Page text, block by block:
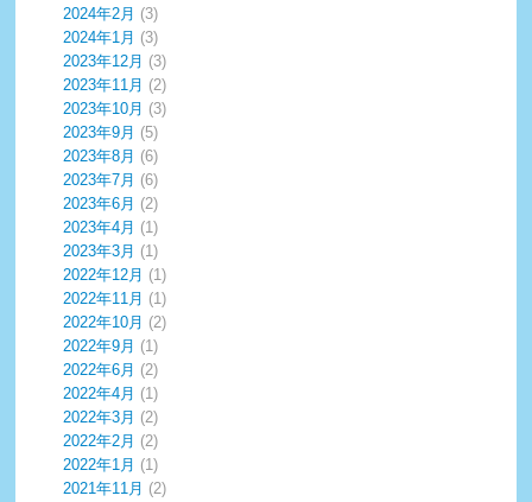
2024年2月 (3)
2024年1月 (3)
2023年12月 (3)
2023年11月 (2)
2023年10月 (3)
2023年9月 (5)
2023年8月 (6)
2023年7月 (6)
2023年6月 (2)
2023年4月 (1)
2023年3月 (1)
2022年12月 (1)
2022年11月 (1)
2022年10月 (2)
2022年9月 (1)
2022年6月 (2)
2022年4月 (1)
2022年3月 (2)
2022年2月 (2)
2022年1月 (1)
2021年11月 (2)